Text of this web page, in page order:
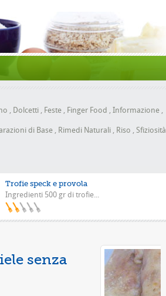
, Dolcetti , Feste , Finger Food , Informazione ,
di Base , Rimedi Naturali , Riso , Sfiziosità
Trofie speck e provola
Ingredienti 500 gr di trofie...
la scarola
(0 / 5)